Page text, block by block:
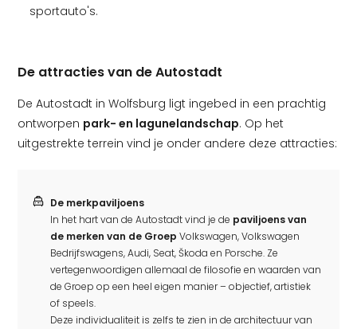
sportauto's.
De attracties van de Autostadt
De Autostadt in Wolfsburg ligt ingebed in een prachtig
ontworpen park- en lagunelandschap. Op het
uitgestrekte terrein vind je onder andere deze attracties:
De merkpaviljoens
In het hart van de Autostadt vind je de paviljoens van
de merken van de Groep Volkswagen, Volkswagen
Bedrijfswagens, Audi, Seat, Škoda en Porsche. Ze
vertegenwoordigen allemaal de filosofie en waarden van
de Groep op een heel eigen manier – objectief, artistiek
of speels.
Deze individualiteit is zelfs te zien in de architectuur van